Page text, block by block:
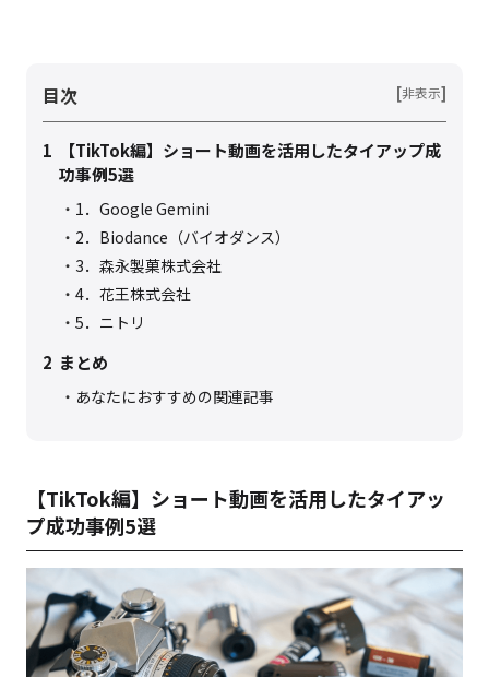
目次 [非表示]
1
【TikTok編】ショート動画を活用したタイアップ成
功事例5選
1．Google Gemini
2．Biodance（バイオダンス）
3．森永製菓株式会社
4．花王株式会社
5．ニトリ
2 まとめ
あなたにおすすめの関連記事
【TikTok編】ショート動画を活用したタイアッ
プ成功事例5選